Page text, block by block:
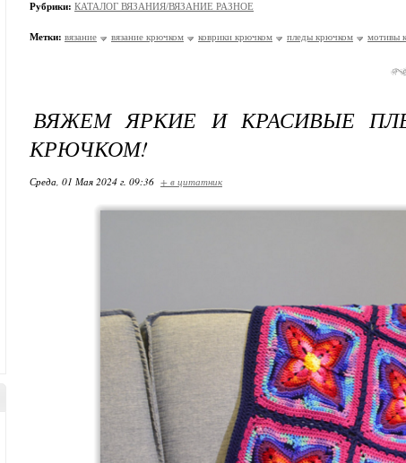
Рубрики: КАТАЛОГ ВЯЗАНИЯ/ВЯЗАНИЕ РАЗНОЕ
Метки: вязание вязание крючком коврики крючком пледы крючком мотивы
ВЯЖЕМ ЯРКИЕ И КРАСИВЫЕ
КРЮЧКОМ!
Среда, 01 Мая 2024 г. 09:36 + в цитатник